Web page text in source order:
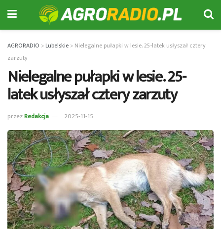
AGRORADIO >Lubelskie > Nielegalne pułapki w lesie. 25-latek usłyszał cztery
zarzuty
Nielegalne pułapki w lesie. 25-
latek usłyszał cztery zarzuty
przezRedakcja 2025-11-15